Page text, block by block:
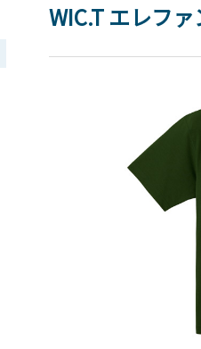
WIC.T エレフ